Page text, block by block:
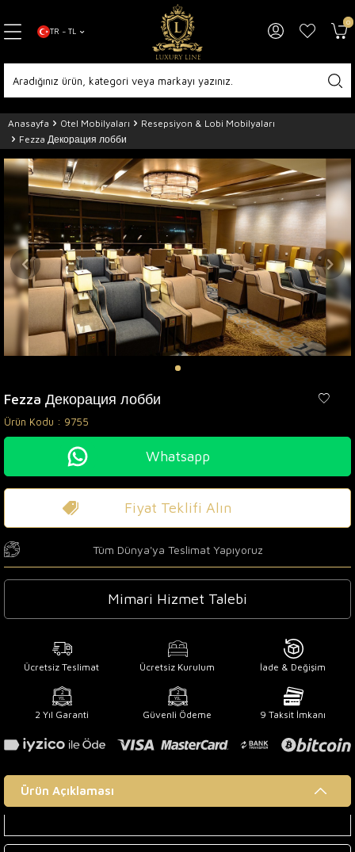
TR − TL
0
Anasayfa Otel Mobilyaları
Resepsiyon & Lobi Mobilyaları
Fezza Декорация лобби
Fezza Декорация лобби
Ürün Kodu : 9755
Whatsapp
Fiyat Teklifi Alın
Tüm Dünya'ya Teslimat Yapıyoruz
Mimari Hizmet Talebi
Ücretsiz Teslimat Ücretsiz Kurulum İade & Değişim
2 Yıl Garanti Güvenli Ödeme 9 Taksit İmkanı
Ürün Açıklaması